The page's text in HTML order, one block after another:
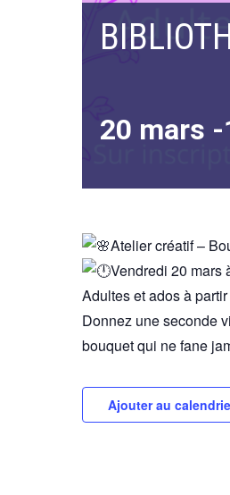
20 mars
Atelier créatif –
Vendredi 20 mars
Adultes et ados à
Donnez une seconde
bouquet qui ne fane
Ajouter au